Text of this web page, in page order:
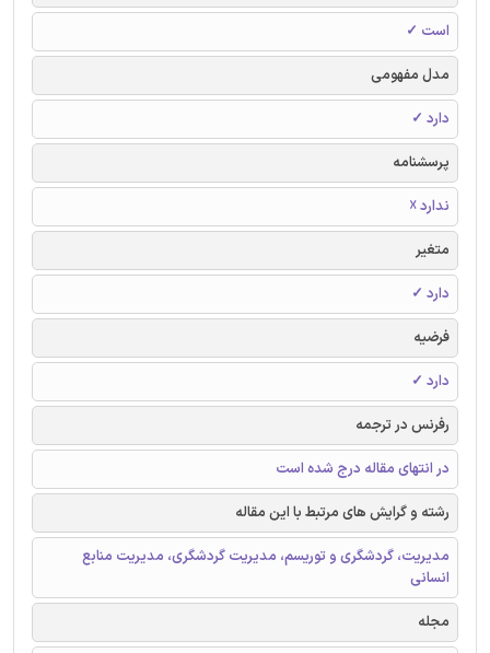
است ✓
مدل مفهومی
دارد ✓
پرسشنامه
ندارد ☓
متغیر
دارد ✓
فرضیه
دارد ✓
رفرنس در ترجمه
در انتهای مقاله درج شده است
رشته و گرایش های مرتبط با این مقاله
مدیریت، گردشگری و توریسم، مدیریت گردشگری، مدیریت منابع
انسانی
مجله